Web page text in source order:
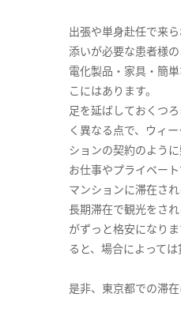
出張や単身赴任で来
添いが必要な患者様
電化製品・家具・簡
こにはあります。
足を延ばしておくつ
く異なる点で、ウィ
ションの契約のよう
お仕事やプライベー
マンションに滞在さ
長期滞在で観光をさ
がずっと格安になり
ると、場合によって
是非、東京都での滞